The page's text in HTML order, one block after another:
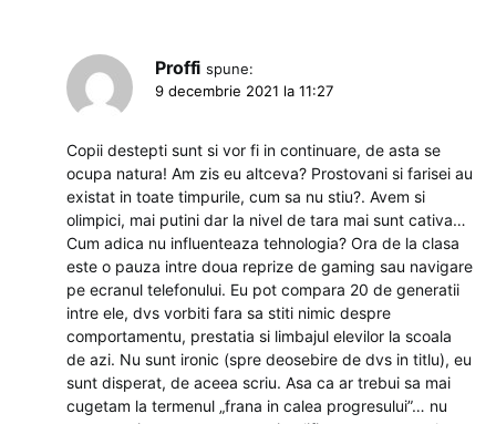
Proffi spune:
9 decembrie 2021 la 11:27
Copii destepti sunt si vor fi in continuare, de asta se
ocupa natura! Am zis eu altceva? Prostovani si farisei au
existat in toate timpurile, cum sa nu stiu?. Avem si
olimpici, mai putini dar la nivel de tara mai sunt cativa…
Cum adica nu influenteaza tehnologia? Ora de la clasa
este o pauza intre doua reprize de gaming sau navigare
pe ecranul telefonului. Eu pot compara 20 de generatii
intre ele, dvs vorbiti fara sa stiti nimic despre
comportamentu, prestatia si limbajul elevilor la scoala
de azi. Nu sunt ironic (spre deosebire de dvs in titlu), eu
sunt disperat, de aceea scriu. Asa ca ar trebui sa mai
cugetam la termenul „frana in calea progresului”… nu